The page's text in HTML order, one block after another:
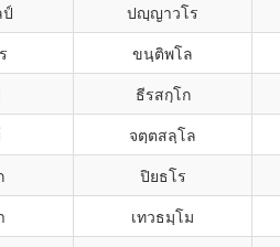
ปญฺญาวโร
ขนฺติพโล
ธีรสกฺโก
จตฺตสลฺโล
ปิยธโร
เทวธมฺโม